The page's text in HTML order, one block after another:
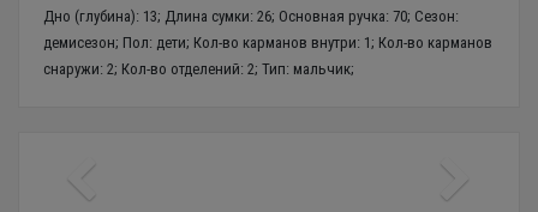
Дно (глубина): 13; Длина сумки: 26; Основная ручка: 70; Сезон:
демисезон; Пол: дети; Кол-во карманов внутри: 1; Кол-во карманов
снаружи: 2; Кол-во отделений: 2; Тип: мальчик;